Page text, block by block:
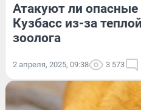
Атакуют ли
Кузбасс из-за
зоолога
2 апреля, 2025, 09:38 3 573